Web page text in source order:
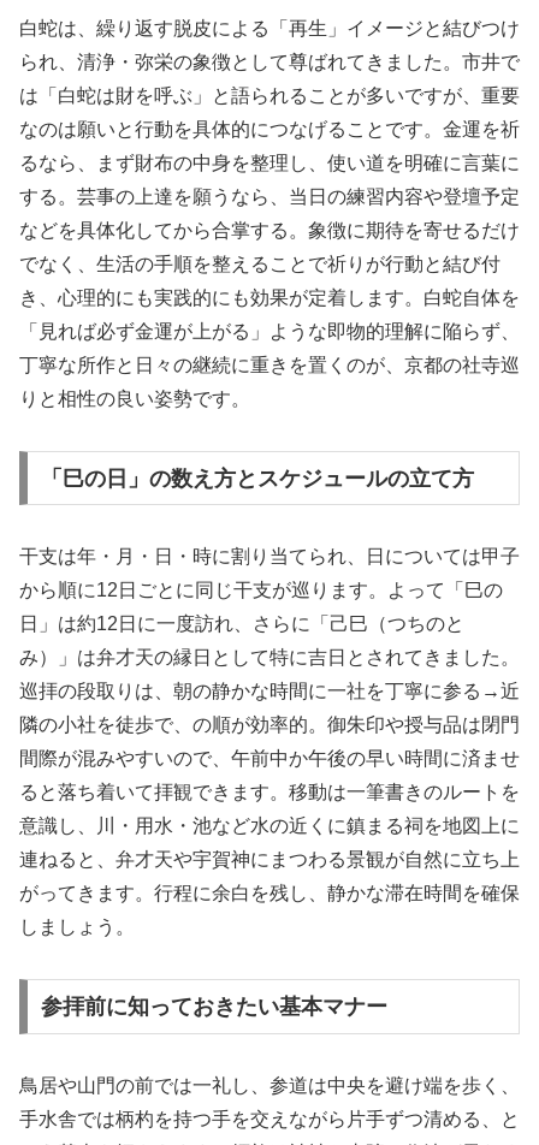
白蛇は、繰り返す脱皮による「再生」イメージと結びつけ
られ、清浄・弥栄の象徴として尊ばれてきました。市井で
は「白蛇は財を呼ぶ」と語られることが多いですが、重要
なのは願いと行動を具体的につなげることです。金運を祈
るなら、まず財布の中身を整理し、使い道を明確に言葉に
する。芸事の上達を願うなら、当日の練習内容や登壇予定
などを具体化してから合掌する。象徴に期待を寄せるだけ
でなく、生活の手順を整えることで祈りが行動と結び付
き、心理的にも実践的にも効果が定着します。白蛇自体を
「見れば必ず金運が上がる」ような即物的理解に陥らず、
丁寧な所作と日々の継続に重きを置くのが、京都の社寺巡
りと相性の良い姿勢です。
「巳の日」の数え方とスケジュールの立て方
干支は年・月・日・時に割り当てられ、日については甲子
から順に12日ごとに同じ干支が巡ります。よって「巳の
日」は約12日に一度訪れ、さらに「己巳（つちのと
み）」は弁才天の縁日として特に吉日とされてきました。
巡拝の段取りは、朝の静かな時間に一社を丁寧に参る→近
隣の小社を徒歩で、の順が効率的。御朱印や授与品は閉門
間際が混みやすいので、午前中か午後の早い時間に済ませ
ると落ち着いて拝観できます。移動は一筆書きのルートを
意識し、川・用水・池など水の近くに鎮まる祠を地図上に
連ねると、弁才天や宇賀神にまつわる景観が自然に立ち上
がってきます。行程に余白を残し、静かな滞在時間を確保
しましょう。
参拝前に知っておきたい基本マナー
鳥居や山門の前では一礼し、参道は中央を避け端を歩く、
手水舎では柄杓を持つ手を交えながら片手ずつ清める、と